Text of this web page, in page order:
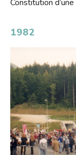
Constitution d’une
1982